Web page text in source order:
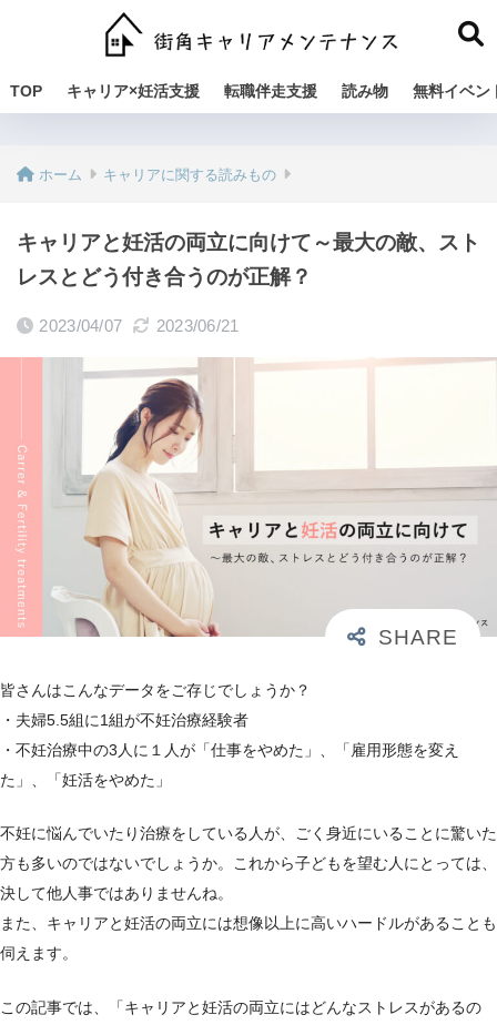
TOP キャリア×妊活支援 転職伴走支援 読み物 無料イベン
ホーム キャリアに関する読みもの
キャリアと妊活の両立に向けて～最大の敵、スト
レスとどう付き合うのが正解？
2023/04/07 2023/06/21
皆さんはこんなデータをご存じでしょうか？
・夫婦5.5組に1組が不妊治療経験者
・不妊治療中の3人に１人が「仕事をやめた」、「雇用形態を変え
た」、「妊活をやめた」
不妊に悩んでいたり治療をしている人が、ごく身近にいることに驚いた
方も多いのではないでしょうか。これから子どもを望む人にとっては、
決して他人事ではありませんね。
また、キャリアと妊活の両立には想像以上に高いハードルがあることも
伺えます。
この記事では、「キャリアと妊活の両立にはどんなストレスがあるの